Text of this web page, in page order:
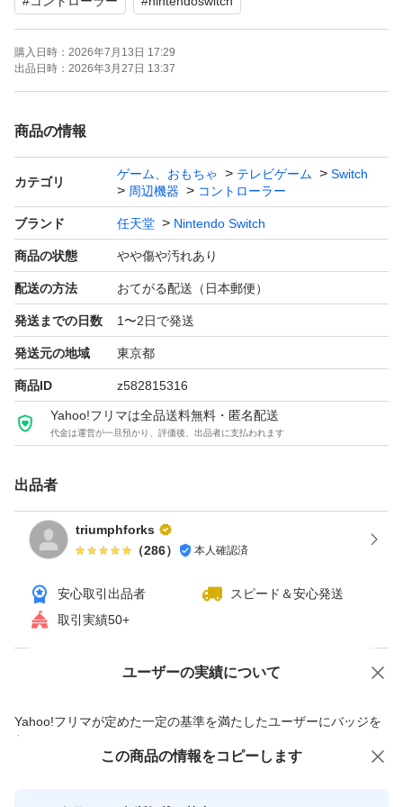
購入日時： 2026年7月13日 17:29
出品日時： 2026年3月27日 13:37
商品の情報
カテゴリ
ゲーム、おもちゃ テレビゲーム
Switch
周辺機器
コントローラー
ブランド 任天堂 Nintendo Switch
商品の状態 やや傷や汚れあり
配送の方法 おてがる配送（日本郵便）
発送までの日数 1〜2日で発送
発送元の地域 東京都
商品ID z582815316
Yahoo!フリマは全品送料無料・匿名配送
代金は運営が一旦預かり、評価後、出品者に支払われます
出品者
triumphforks
（286） 本人確認済
安心取引出品者
スピード＆安心発送
取引実績50+
ユーザーの実績について
Yahoo!フリマが定めた一定の基準を満たしたユーザーにバッジを
付与しています
価格の相談 商品への質問
この商品の情報をコピーします
この商品をみている人にオススメ